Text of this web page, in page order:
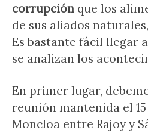
corrupción que los
de sus aliados
Es bastante fácil llegar
se analizan los
En primer lugar,
reunión mantenida el
Moncloa entre Rajoy y